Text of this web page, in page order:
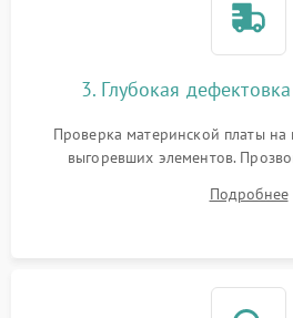
3. Глубокая
Проверка материнской платы
выгоревших элементов.
тестирование приводных
всасывания. Оценка состояния
Подробнее